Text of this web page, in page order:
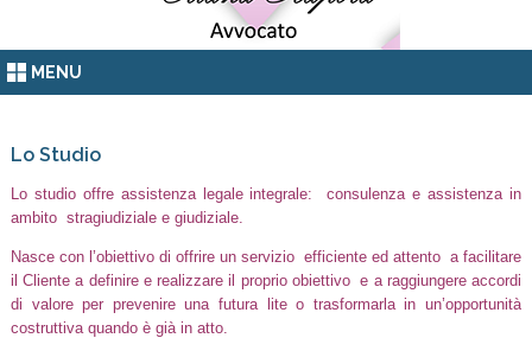
MENU
Lo Studio
Lo studio offre assistenza legale integrale: consulenza e assistenza in
ambito stragiudiziale e giudiziale.
Nasce con l’obiettivo di offrire un servizio efficiente ed attento a facilitare
il Cliente a definire e realizzare il proprio obiettivo e a raggiungere accordi
di valore per prevenire una futura lite o trasformarla in un’opportunità
costruttiva quando è già in atto.